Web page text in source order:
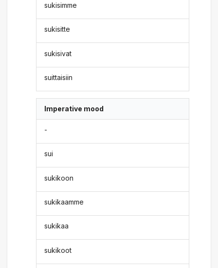
sukisimme
sukisitte
sukisivat
suittaisiin
Imperative mood
-
sui
sukikoon
sukikaamme
sukikaa
sukikoot